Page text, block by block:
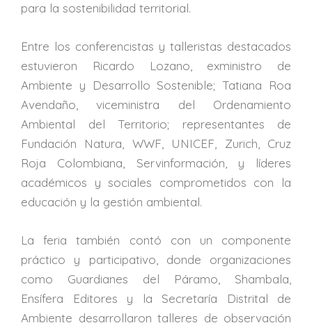
para la sostenibilidad territorial.
Entre los conferencistas y talleristas destacados
estuvieron Ricardo Lozano, exministro de
Ambiente y Desarrollo Sostenible; Tatiana Roa
Avendaño, viceministra del Ordenamiento
Ambiental del Territorio; representantes de
Fundación Natura, WWF, UNICEF, Zurich, Cruz
Roja Colombiana, Servinformación, y líderes
académicos y sociales comprometidos con la
educación y la gestión ambiental.
La feria también contó con un componente
práctico y participativo, donde organizaciones
como Guardianes del Páramo, Shambala,
Ensífera Editores y la Secretaría Distrital de
Ambiente desarrollaron talleres de observación